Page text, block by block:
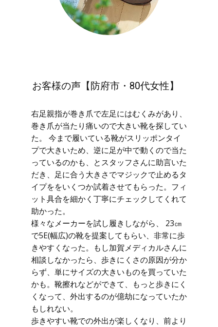
お客様の声【防府市・80代女性】
右足親指が巻き爪で左足にはむくみがあり、
巻き爪が当たり痛いので大きい靴を探してい
た。 今まで履いている靴がスリッポンタイ
プで大きいため、逆に足が中で動くので当た
っているのかも、とスタッフさんに助言いた
だき、足に合う大きさでマジックで止めるタ
イプををいくつか試着させてもらった。フィ
ット具合を細かく丁寧にチェックしてくれて
助かった。
様々なメーカーを試し履きしながら、 23㎝
で5E(幅広)の靴を提案してもらい、非常に歩
きやすくなった。もし加賀メディカルさんに
相談しなかったら、歩きにくさの原因が分か
らず、単にサイズの大きいものを買っていた
かも。靴擦れなどができて、もっと歩きにく
くなって、外出するのが億劫になっていたか
もしれない。
歩きやすい靴での外出が楽しくなり、前より